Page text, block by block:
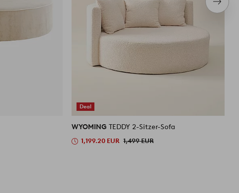
Deal
WYOMING TEDDY 2-Sitzer-Sofa
1,199.20 EUR 1,499 EUR